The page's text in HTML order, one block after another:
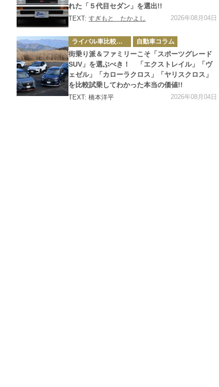
れた「５代目セダン」を選出!!
TEXT:すぎもと たかよし 2026年08月04日
カ
テ
ゴ
リ
ー
ライバル車比較テスト 自動車コラム
街乗り派＆ファミリーこそ「スポーツグレード
SUV」を選ぶべき！ 「エクストレイル」「ヴ
ェゼル」「カローラクロス」「ヤリスクロス」
を比較試乗してわかった本当の価値!!
TEXT: 橋本洋平 2026年08月04日